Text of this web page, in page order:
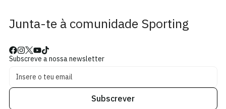
Junta-te à comunidade Sporting
Subscreve a nossa newsletter
Subscrever